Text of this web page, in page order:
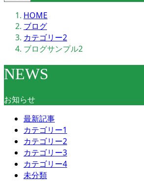
HOME
ブログ
カテゴリー2
ブログサンプル2
NEWS
お知らせ
最新記事
カテゴリー1
カテゴリー2
カテゴリー3
カテゴリー4
未分類